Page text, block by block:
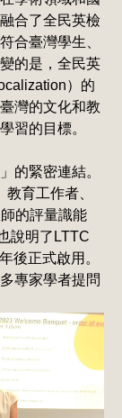
合了全民英檢
合臺灣學生、
的是，全民英
）的
灣的文化和教
習的目標。
的緊密連結。
育工作者、
的評量識能
說明了LTTC
後正式啟用。
專家學者提問